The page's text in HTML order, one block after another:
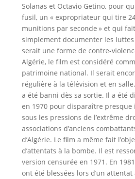
Solanas et Octavio Getino, pour
fusil, un « expropriateur qui tire
munitions par seconde » et qui
simplement documenter les
serait une forme de contre-
Algérie, le film est considéré
patrimoine national. Il serait
régulière à la télévision et en
a été banni dès sa sortie. Il a été
en 1970 pour disparaître
sous les pressions de l’extrême
associations d’anciens
d’Algérie. Le film a même fait
d’attentats à la bombe. Il est
version censurée en 1971. En
ont été blessées lors d’un attentat